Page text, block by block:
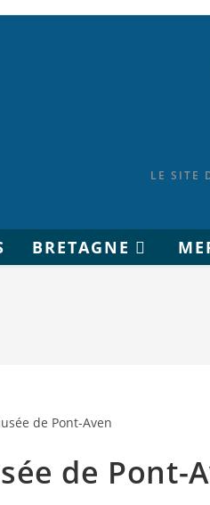
LE SITE
BRETAGNE
de Pont-